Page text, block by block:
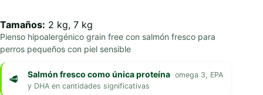
Tamaños: 2 kg, 7 kg
Pienso hipoalergénico grain free con salmón fresco para
perros pequeños con piel sensible
Salmón fresco como única proteína omega 3, EPA
y DHA en cantidades significativas